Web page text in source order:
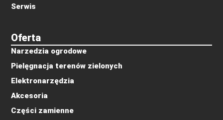
Oferta
Narzedzia ogrodowe
Pielęgnacja terenów zielonych
Elektronarzędzia
Akcesoria
Części zamienne
Serwis